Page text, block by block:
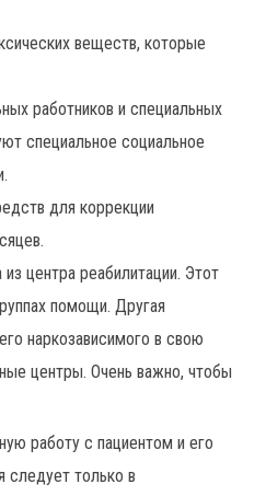
веществ, которые
работников и специальных
специальное социальное
для коррекции
центра реабилитации. Этот
помощи. Другая
наркозависимого в свою
центры. Очень важно, чтобы
работу с пациентом и его
следует только в